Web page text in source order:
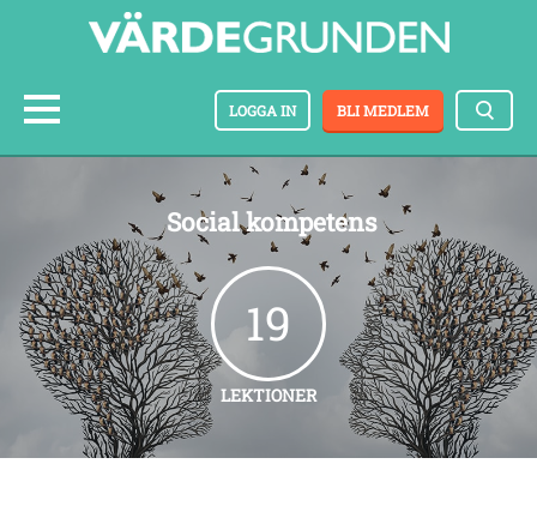
BLI MEDLEM
LOGGA IN
Social kompetens
19
LEKTIONER